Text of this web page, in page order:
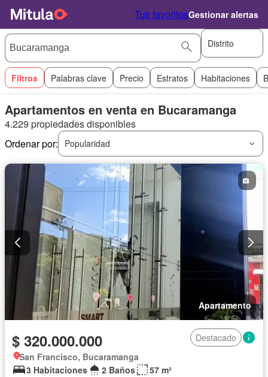
Tus favoritosGestionar alertas
Distrito
Filtros Palabras clave Precio Estratos Habitaciones
Apartamentos en venta en Bucaramanga
4.229 propiedades disponibles
Ordenar por:
Popularidad
Apartamento
$ 320.000.000
Destacado
San Francisco, Bucaramanga
3 Habitaciones
2 Baños
57 m²